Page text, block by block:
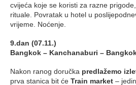
cvijeća koje se koristi za razne
rituale. Povratak u hotel u
vrijeme. Noćenje.
9.dan (07.11.)
Bangkok – Kanchanaburi –
Nakon ranog doručka predlažemo
prva stanica bit će Train market –